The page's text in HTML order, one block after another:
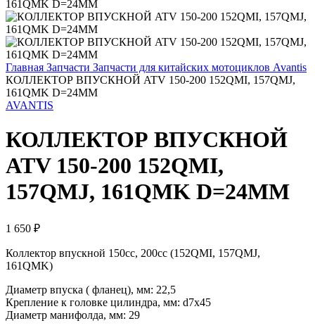
Главная Запчасти Запчасти для китайских мотоциклов Avantis
КОЛЛЕКТОР ВПУСКНОЙ ATV 150-200 152QMI, 157QMJ,
161QMK D=24MM
AVANTIS
КОЛЛЕКТОР ВПУСКНОЙ
ATV 150-200 152QMI,
157QMJ, 161QMK D=24MM
1 650 ₽
Коллектор впускной 150cc, 200cc (152QMI, 157QMJ,
161QMK)
Диаметр впуска ( фланец), мм: 22,5
Крепление к головке цилиндра, мм: d7х45
Диаметр манифолда, мм: 29